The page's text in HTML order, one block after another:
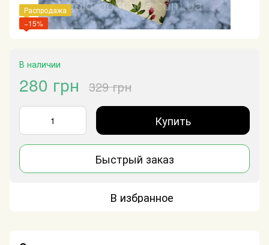
Распродажа
−15%
В наличии
280 грн 329 грн
Купить
Быстрый заказ
В избранное